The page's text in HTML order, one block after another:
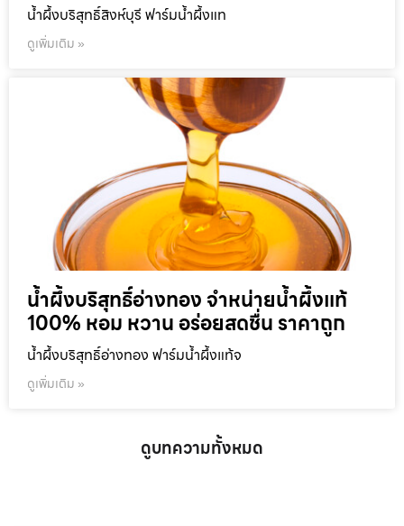
น้ำผึ้งบริสุทธิ์สิงห์บุรี ฟาร์มน้ำผึ้งแท
ดูเพิ่มเติม »
น้ำผึ้งบริสุทธิ์อ่างทอง จำหน่ายน้ำผึ้งแท้
100% หอม หวาน อร่อยสดชื่น ราคาถูก
น้ำผึ้งบริสุทธิ์อ่างทอง ฟาร์มน้ำผึ้งแท้จ
ดูเพิ่มเติม »
ดูบทความทั้งหมด